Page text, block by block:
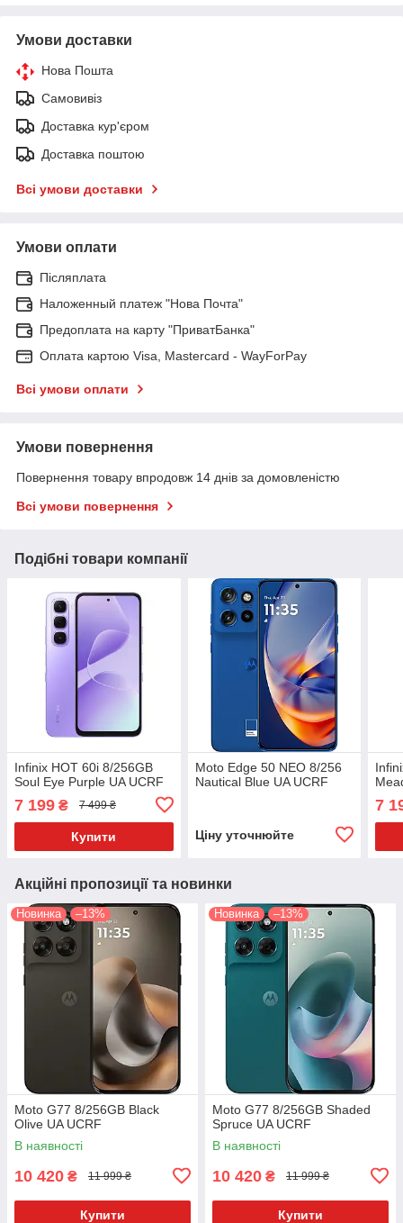
Умови доставки
Нова Пошта
Самовивіз
Доставка кур'єром
Доставка поштою
Всі умови доставки
Умови оплати
Післяплата
Наложенный платеж "Нова Почта"
Предоплата на карту "ПриватБанка"
Оплата картою Visa, Mastercard - WayForPay
Всі умови оплати
Умови повернення
Повернення товару впродовж 14 днів за домовленістю
Всі умови повернення
Подібні товари компанії
Infinix HOT 60i 8/256GB
Soul Eye Purple UA UCRF
7 199 ₴ 7 499 ₴
Купити
Moto Edge 50 NEO 8/256
Nautical Blue UA UCRF
Ціну уточнюйте
7
Акційні пропозиції та новинки
Новинка –13%
Moto G77 8/256GB Black
Olive UA UCRF
В наявності
10 420 ₴ 11 999 ₴
Купити
Новинка –13%
Moto G77 8/256GB Shaded
Spruce UA UCRF
В наявності
10 420 ₴ 11 999 ₴
Купити